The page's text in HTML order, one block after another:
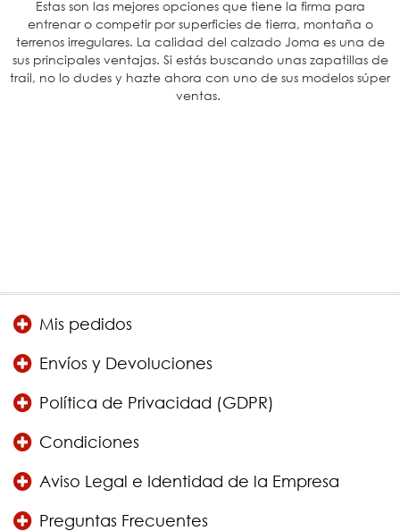
Estas son las mejores opciones que tiene la firma para
entrenar o competir por superficies de tierra, montaña o
terrenos irregulares. La calidad del calzado Joma es una de
sus principales ventajas. Si estás buscando unas zapatillas de
trail, no lo dudes y hazte ahora con uno de sus modelos súper
ventas.
Mis pedidos
Envíos y Devoluciones
Política de Privacidad (GDPR)
Condiciones
Aviso Legal e Identidad de la Empresa
Preguntas Frecuentes